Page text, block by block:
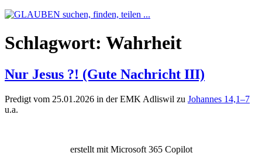
Schlagwort: Wahrheit
Nur Jesus ?! (Gute Nachricht III)
Predigt vom 25.01.2026 in der EMK Adliswil zu Johannes 14,1–7
u.a.
erstellt mit Microsoft 365 Copilot